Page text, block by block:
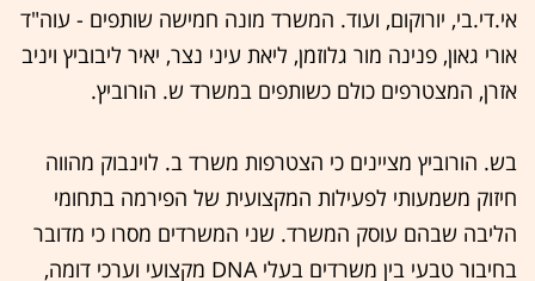
אי.די.בי, יורוקום, ועוד. המשרד מונה חמישה שותפים - עוה"ד
אורי גאון, פנינה מור גלוזמן, ליאת עיני נצר, יאיר ליבוביץ ויניב
אזרן, המצטרפים כולם כשותפים במשרד ש. הורוביץ.
בש. הורוביץ מציינים כי הצטרפות משרד ב. לוינבוק מהווה
חיזוק משמעותי לפעילות המקצועית של הפירמה בתחומי
הליבה שבהם עוסק המשרד. שני המשרדים מסרו כי מדובר
בחיבור טבעי בין משרדים בעלי DNA מקצועי וערכי דומה,